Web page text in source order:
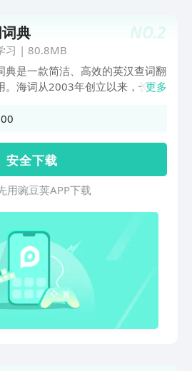
用词汇。 《牛津中阶英汉双解词
录单词、短语、释义、派生词等共
个，配有“搭配与句型”等用法说
化理解。 《牛津初阶英汉双解词
挑细选19000个单词、短语，释义
例证生动浅显，让你轻松掌握词汇
学习喜好，可一键切换，秒变英英
英汉词典。 【教学查考一体化】
音、词形变化等信息，并设置“用
”、“词汇动态”专栏，实现小型语言
【18项特色专栏】图解词汇、词语
同义词辨析等18项学习型词典特有
，助你突破阅读、写作等方面的学
。 【每日一学】每日一译、每日
每日词汇扩充等栏目，助你识新
语法、知辨析、会表达，让学习循
】海词AI通过自然语言分析，智能
NO.2
典
习 | 80.8MB
典是一款简洁、高效的英汉查词翻
。海词从2003年创立以来，长期
★★★ 名人推荐 ★★★【《牛津
【《柯林斯词典》中国区总监陈文
为海词题词：“网络词典，不单是
惑的工具，更应是学习表达的贴身
我推荐海词！”★★★ 内容特色
收词全面】词典种类全、词汇
收录词汇涵盖小学到高中、四六级
、雅思和托福、职场和商务等多种
汇，满足您各阶段的英语学习需
词汇精讲】精心设计常考词组与短
义辨析、近义词与反义词、词源解
目，助您进一步理解词汇、掌握词
更多
安 全 下 载
用豌豆荚APP下载